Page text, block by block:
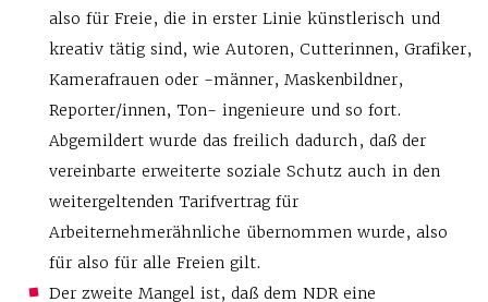
also für Freie, die in erster Linie künstlerisch und
kreativ tätig sind, wie Autoren, Cutterinnen, Grafiker,
Kamerafrauen oder -männer, Maskenbildner,
Reporter/innen, Ton- ingenieure und so fort.
Abgemildert wurde das freilich dadurch, daß der
vereinbarte erweiterte soziale Schutz auch in den
weitergeltenden Tarifvertrag für
Arbeiternehmerähnliche übernommen wurde, also
für also für alle Freien gilt.
Der zweite Mangel ist, daß dem NDR eine